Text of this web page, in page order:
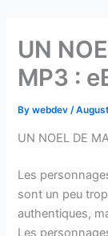
content
UN
MP3 :
Bywebdev /
UN NOEL DE
Les
sont un peu
authentiques,
Les